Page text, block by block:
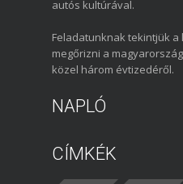
autós kultúrával.
Feladatunknak tekintjük
megőrizni a
közel három évtizedéről.
NAPLÓ
CÍMKÉK